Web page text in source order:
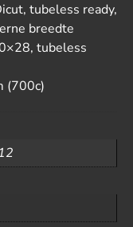
tubeless ready,
breedte
tubeless
(700c)